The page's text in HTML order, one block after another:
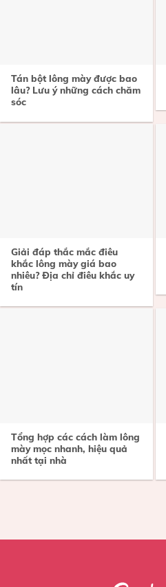
Tán bột lông mày được bao
lâu? Lưu ý những cách chăm
sóc
Giải đáp thắc mắc điêu
khắc lông mày giá bao
nhiêu? Địa chỉ điêu khắc uy
tín
Tổng hợp các cách làm lông
mày mọc nhanh, hiệu quả
nhất tại nhà